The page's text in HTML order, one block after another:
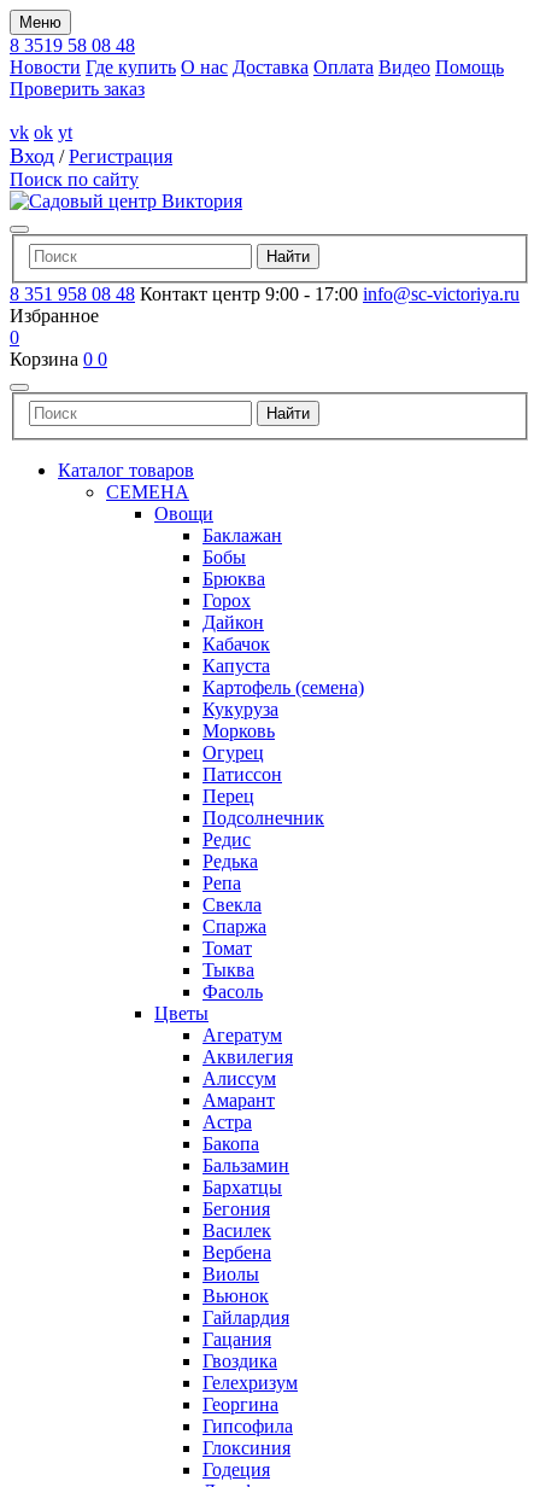
Меню
8 3519 58 08 48
Новости Где купить О нас Доставка Оплата Видео Помощь
Проверить заказ
vk ok yt
Вход /Регистрация
Поиск по сайту
8 351 958 08 48 Контакт центр 9:00 - 17:00 info@sc-victoriya.ru
Избранное
0
Корзина 0 0
Каталог товаров
СЕМЕНА
Овощи
Баклажан
Бобы
Брюква
Горох
Дайкон
Кабачок
Капуста
Картофель (семена)
Кукуруза
Морковь
Огурец
Патиссон
Перец
Подсолнечник
Редис
Редька
Репа
Свекла
Спаржа
Томат
Тыква
Фасоль
Цветы
Агератум
Аквилегия
Алиссум
Амарант
Астра
Бакопа
Бальзамин
Бархатцы
Бегония
Василек
Вербена
Виолы
Вьюнок
Гайлардия
Гацания
Гвоздика
Гелехризум
Георгина
Гипсофила
Глоксиния
Годеция